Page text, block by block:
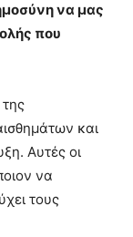
να μας
που
και
Αυτές οι
να
τους